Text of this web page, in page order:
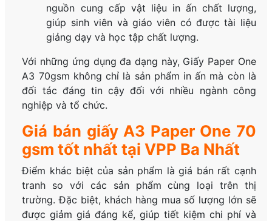
nguồn cung cấp vật liệu in ấn chất lượng,
giúp sinh viên và giáo viên có được tài liệu
giảng dạy và học tập chất lượng.
Với những ứng dụng đa dạng này, Giấy Paper One
A3 70gsm không chỉ là sản phẩm in ấn mà còn là
đối tác đáng tin cậy đối với nhiều ngành công
nghiệp và tổ chức.
Giá bán giấy A3 Paper One 70
gsm tốt nhất tại VPP Ba Nhất
Điểm khác biệt của sản phẩm là giá bán rất cạnh
tranh so với các sản phẩm cùng loại trên thị
trường. Đặc biệt, khách hàng mua số lượng lớn sẽ
được giảm giá đáng kể, giúp tiết kiệm chi phí và